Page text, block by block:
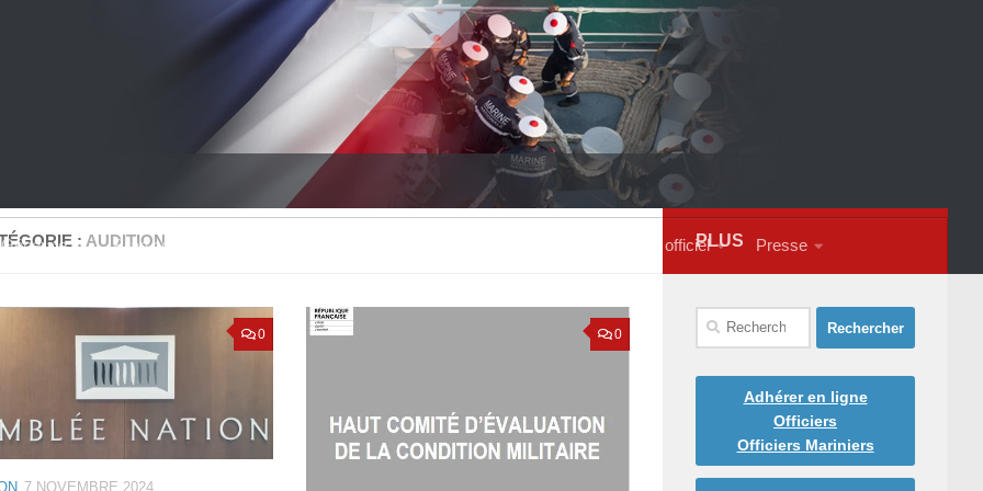
Bilan comptable Courrier officiel Presse
: AUDITION
0
7 NOVEMBRE 2024
0
PLUS
Rechercher :
Adhérer en ligne
Officiers
Officiers Mariniers